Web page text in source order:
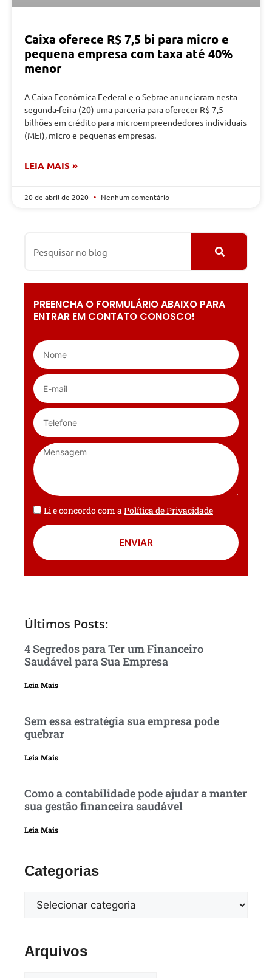
Caixa oferece R$ 7,5 bi para micro e
pequena empresa com taxa até 40%
menor
A Caixa Econômica Federal e o Sebrae anunciaram nesta
segunda-feira (20) uma parceria para oferecer R$ 7,5
bilhões em crédito para microempreendedores individuais
(MEI), micro e pequenas empresas.
LEIA MAIS »
20 de abril de 2020 Nenhum comentário
PREENCHA O FORMULÁRIO ABAIXO PARA
ENTRAR EM CONTATO CONOSCO!
Li e concordo com aPolítica de Privacidade
ENVIAR
Últimos Posts:
4 Segredos para Ter um Financeiro
Saudável para Sua Empresa
Leia Mais
Sem essa estratégia sua empresa pode
quebrar
Leia Mais
Como a contabilidade pode ajudar a manter
sua gestão financeira saudável
Leia Mais
Categorias
Arquivos